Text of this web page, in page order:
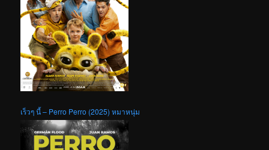
เร็วๆ นี้ – Perro Perro (2025) หมาหนุ่ม